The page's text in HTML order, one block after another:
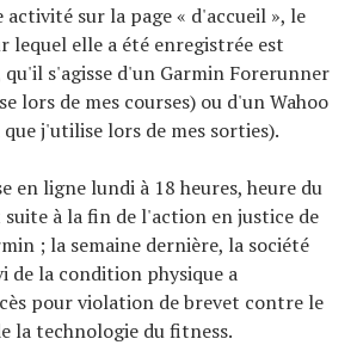
activité sur la page « d'accueil », le
lequel elle a été enregistrée est
qu'il s'agisse d'un Garmin Forerunner
lors de mes courses) ou d'un Wahoo
j'utilise lors de mes sorties).
en ligne lundi à 18 heures, heure du
à la fin de l'action en justice de
; la semaine dernière, la société
de la condition physique a
pour violation de brevet contre le
la technologie du fitness.